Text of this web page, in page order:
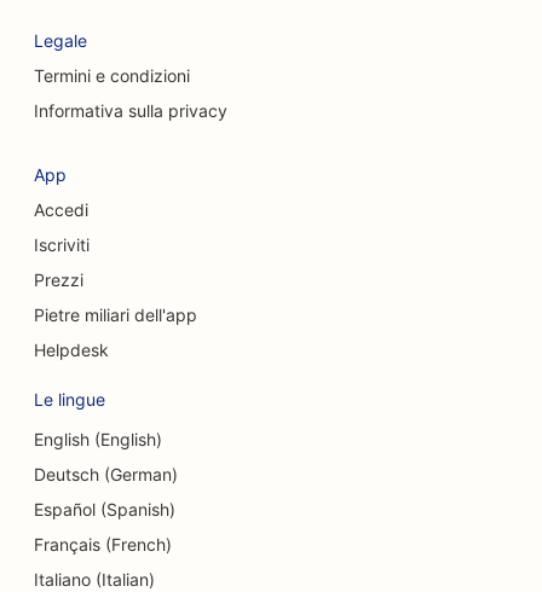
SEO per chirurghi cranio-facciali
SEO per le caffetterie
SEO per le Credit Union
SEO per le gastronomie
SEO per i servizi di consulenza sul debito
SEO per i servizi di cambio valuta
SEO per i servizi di dermoabrasione
SEO per asili nido
Legale
Termini e condizioni
Informativa sulla privacy
App
Accedi
Iscriviti
Prezzi
Pietre miliari dell'app
Helpdesk
Le lingue
English (English)
Deutsch (German)
Español (Spanish)
Français (French)
Italiano (Italian)